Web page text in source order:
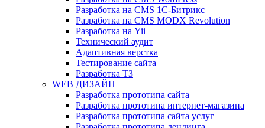
Разработка на CMS 1С-Битрикс
Разработка на CMS MODX Revolution
Разработка на Yii
Технический аудит
Адаптивная верстка
Тестирование сайта
Разработка ТЗ
WEB ДИЗАЙН
Разработка прототипа сайта
Разработка прототипа интернет-магазина
Разработка прототипа сайта услуг